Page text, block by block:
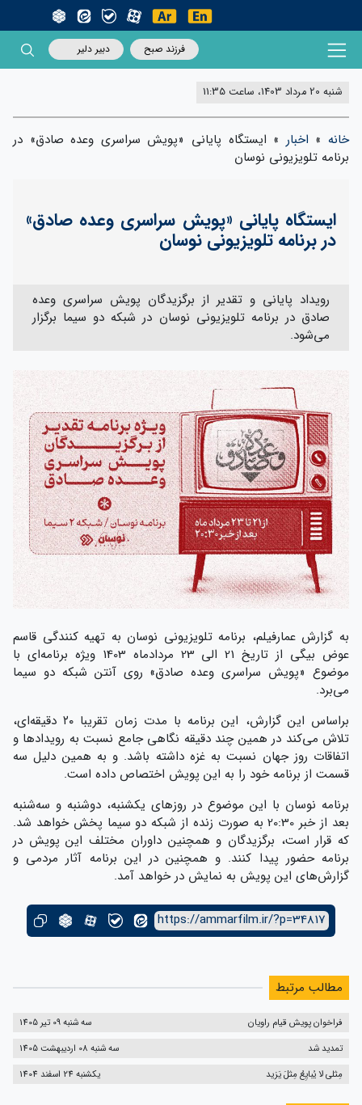
فرزند صبح دبیر دلیر
شنبه 20 مرداد 1403، ساعت 11:35
خانه» اخبار » ایستگاه پایانی «پویش سراسری وعده صادق» در
برنامه تلویزیونی نوسان
ایستگاه پایانی «پویش سراسری وعده صادق»
در برنامه تلویزیونی نوسان
رویداد پایانی و تقدیر از برگزیدگان پویش سراسری وعده
صادق در برنامه تلویزیونی نوسان در شبکه دو سیما برگزار
می‌شود.
به گزارش عمارفیلم، برنامه تلویزیونی نوسان به تهیه کنندگی قاسم
عوض بیگی از تاریخ 21 الی 23 مردادماه 1403 ویژه برنامه‌ای با
موضوع «پویش سراسری وعده صادق» روی آنتن شبکه دو سیما
می‌برد.
براساس این گزارش، این برنامه با مدت زمان تقریبا ۲۰ دقیقه‌ای،
تلاش می‌کند در همین چند دقیقه نگاهی جامع نسبت به رویداد‌ها و
اتفاقات روز جهان نسبت به غزه داشته باشد. و به همین دلیل سه
قسمت از برنامه خود را به این پویش اختصاص داده است.
برنامه نوسان با این موضوع در روزهای یکشنبه، دوشنبه و سه‌شنبه
بعد از خبر 20:30 به صورت زنده از شبکه دو سیما پخش خواهد شد.
که قرار است، برگزیدگان و همچنین داوران مختلف این پویش در
برنامه حضور پیدا کنند. و همچنین در این برنامه آثار مردمی و
گزارش‌های این پویش به نمایش در خواهد آمد.
https://ammarfilm.ir/?p=34817
مطالب مرتبط
فراخوان پویش قیام راویان
سه شنبه 09 تیر 1405
تمدید شد
سه شنبه 08 اردیبهشت 1405
مِثلی لا یُبایِعُ مِثلَ یَزید
یکشنبه 24 اسفند 1404